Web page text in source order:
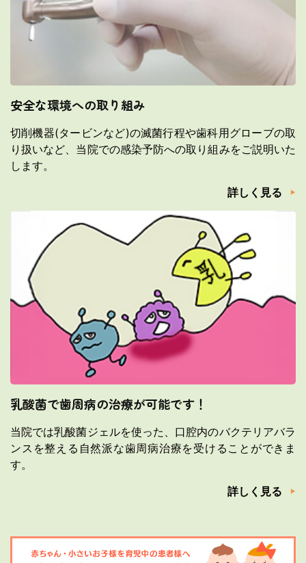
安全な環境への取り組み
切削機器(タービンなど)の滅菌行程や歯科用グローブの取
り扱いなど、当院での感染予防への取り組みをご説明いた
します。
詳しく見る
乳酸菌で歯周病の治療が可能です！
当院では乳酸菌ジェルを使った、口腔内のバクテリアバラ
ンスを整える自然派な歯周病治療を受けることができま
す。
詳しく見る